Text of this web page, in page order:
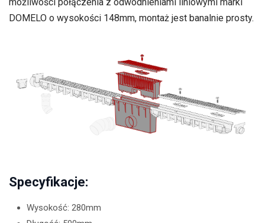
DOMELO o wysokości 148mm, montaż jest banalnie prosty.
Specyfikacje:
Wysokość: 280mm